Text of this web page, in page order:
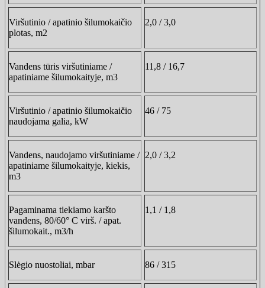
Viršutinio / apatinio šilumokaičio
plotas, m2
2,0 / 3,0
Vandens tūris viršutiniame /
apatiniame šilumokaityje, m3
11,8 / 16,7
Viršutinio / apatinio šilumokaičio
naudojama galia, kW
46 / 75
Vandens, naudojamo viršutiniame /
apatiniame šilumokaityje, kiekis,
m3
2,0 / 3,2
Pagaminama tiekiamo karšto
vandens, 80/60° C virš. / apat.
šilumokait., m3/h
1,1 / 1,8
Slėgio nuostoliai, mbar 86 / 315